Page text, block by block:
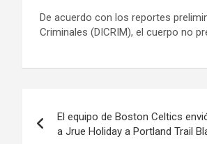
De acuerdo con los reportes
Criminales (DICRIM), el cuerpo no
de
El equipo de Boston Celtics
a Jrue Holiday a Portland Trail